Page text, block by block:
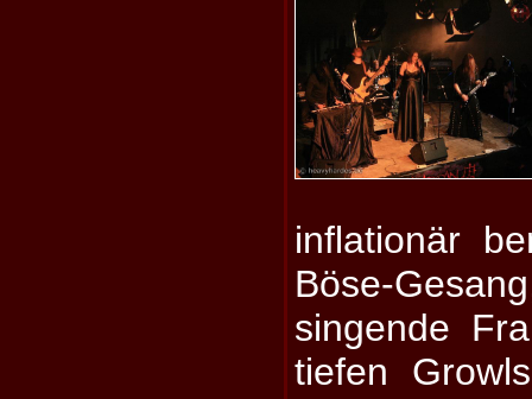
inflationär
Böse-
singende
tiefen